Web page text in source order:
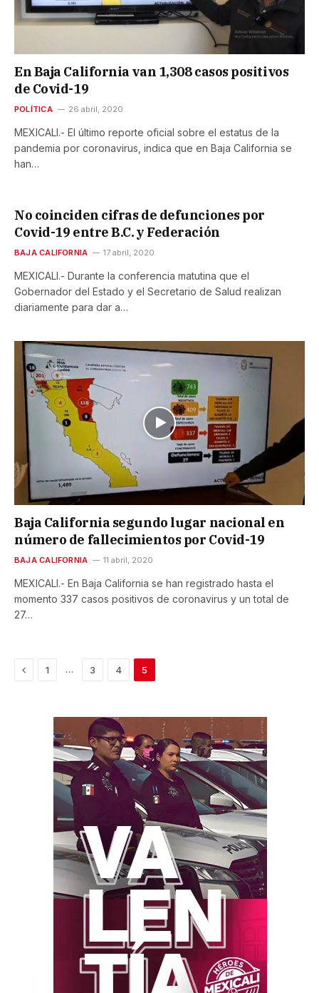
En Baja California van 1,308 casos positivos
de Covid-19
POLÍTICA 26 abril, 2020
MEXICALI.- El último reporte oficial sobre el estatus de la
pandemia por coronavirus, indica que en Baja California se
han…
No coinciden cifras de defunciones por
Covid-19 entre B.C. y Federación
BAJA CALIFORNIA 17 abril, 2020
MEXICALI.- Durante la conferencia matutina que el
Gobernador del Estado y el Secretario de Salud realizan
diariamente para dar a…
Baja California segundo lugar nacional en
número de fallecimientos por Covid-19
BAJA CALIFORNIA 11 abril, 2020
MEXICALI.- En Baja California se han registrado hasta el
momento 337 casos positivos de coronavirus y un total de
27…
Previous
1 … 3 4 5